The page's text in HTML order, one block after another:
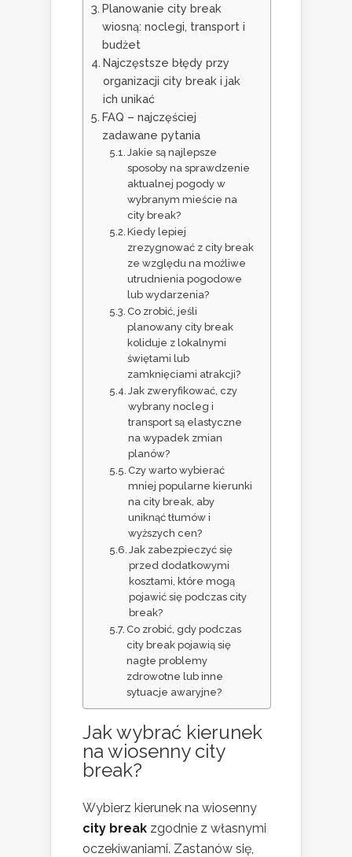
Planowanie city break
wiosną: noclegi, transport i
budżet
Najczęstsze błędy przy
organizacji city break i jak
ich unikać
FAQ – najczęściej
zadawane pytania
Jakie są najlepsze
sposoby na sprawdzenie
aktualnej pogody w
wybranym mieście na
city break?
Kiedy lepiej
zrezygnować z city break
ze względu na możliwe
utrudnienia pogodowe
lub wydarzenia?
Co zrobić, jeśli
planowany city break
koliduje z lokalnymi
świętami lub
zamknięciami atrakcji?
Jak zweryfikować, czy
wybrany nocleg i
transport są elastyczne
na wypadek zmian
planów?
Czy warto wybierać
mniej popularne kierunki
na city break, aby
uniknąć tłumów i
wyższych cen?
Jak zabezpieczyć się
przed dodatkowymi
kosztami, które mogą
pojawić się podczas city
break?
Co zrobić, gdy podczas
city break pojawią się
nagłe problemy
zdrowotne lub inne
sytuacje awaryjne?
Jak wybrać kierunek
na wiosenny city
break?
Wybierz kierunek na wiosenny
city break zgodnie z własnymi
oczekiwaniami. Zastanów się,